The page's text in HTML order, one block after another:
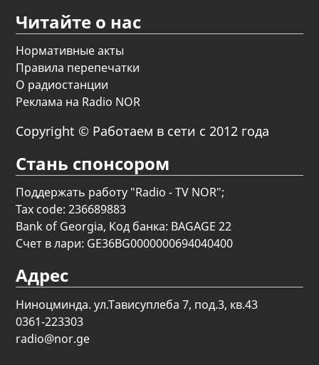
Читайте о нас
Нормативные акты
Правила перепечатки
О радиостанции
Реклама на Radio NOR
Copyright © Работаем в сети с 2012 года
Стань спонсором
Поддержать работу "Radio - TV NOR";
Tax code: 236689883
Bank of Georgia, Код банка: BAGAGE 22
Счет в лари: GE36BG0000000694040400
Адрес
Ниноцминда. ул.Тависуплеба 7, под.3, кв.43
0361-223303
radio@nor.ge